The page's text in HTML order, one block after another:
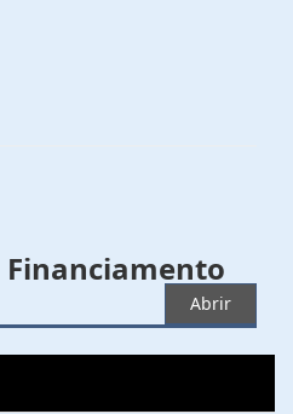
Financiamento
Abrir